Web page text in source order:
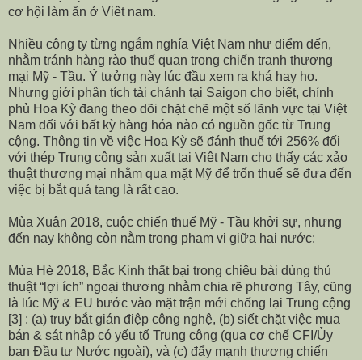
cơ hội làm ăn ở Viêt nam.
Nhiều công ty từng ngắm nghía Việt Nam như điểm đến,
nhằm tránh hàng rào thuế quan trong chiến tranh thương
mại Mỹ - Tầu. Ý tưởng này lúc đầu xem ra khá hay ho.
Nhưng giới phân tích tài chánh tại Saigon cho biết, chính
phủ Hoa Kỳ đang theo dõi chặt chẽ một số lãnh vực tại Việt
Nam đối với bất kỳ hàng hóa nào có nguồn gốc từ Trung
cộng. Thông tin về việc Hoa Kỳ sẽ đánh thuế tới 256% đối
với thép Trung cộng sản xuất tại Việt Nam cho thấy các xảo
thuật thương mại nhằm qua mặt Mỹ để trốn thuế sẽ đưa đến
việc bị bắt quả tang là rất cao.
Mùa Xuân 2018, cuộc chiến thuế Mỹ - Tầu khởi sự, nhưng
đến nay không còn nằm trong phạm vi giữa hai nước:
Mùa Hè 2018, Bắc Kinh thất bại trong chiêu bài dùng thủ
thuật “lợi ích” ngoại thương nhằm chia rẽ phương Tây, cũng
là lúc Mỹ & EU bước vào mặt trận mới chống lại Trung cộng
[3] : (a) truy bắt gián điệp công nghệ, (b) siết chặt việc mua
bán & sát nhập có yếu tố Trung cộng (qua cơ chế CFI/Ủy
ban Đầu tư Nước ngoài), và (c) đẩy mạnh thương chiến